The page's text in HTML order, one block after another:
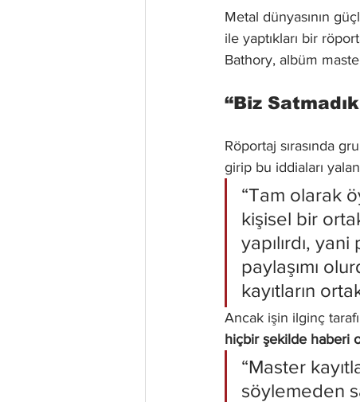
Metal dünyasının
ile yaptıkları bir
Bathory, albüm
“Biz
Röportaj sırasında
girip bu iddiaları
“Tam olarak
kişisel bir
yapılırdı,
paylaşımı
kayıtların
Ancak işin ilginç
hiçbir şekilde haberi
“Master
söylemeden